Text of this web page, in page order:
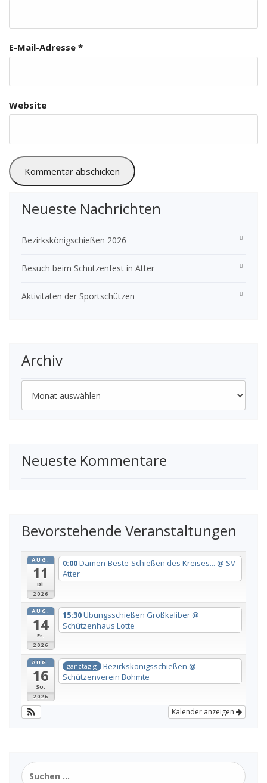
E-Mail-Adresse *
Website
Neueste Nachrichten
Bezirkskönigschießen 2026
Besuch beim Schützenfest in Atter
Aktivitäten der Sportschützen
Archiv
Neueste Kommentare
Bevorstehende Veranstaltungen
AUG.
11
Di.
2026
0:00Damen-Beste-Schießen des Kreises... @ SV
Atter
AUG.
14
Fr.
2026
15:30Übungsschießen Großkaliber @
Schützenhaus Lotte
AUG.
16
So.
2026
ganztägig Bezirkskönigsschießen @
Schützenverein Bohmte
Kalender anzeigen
Suchen
nach: